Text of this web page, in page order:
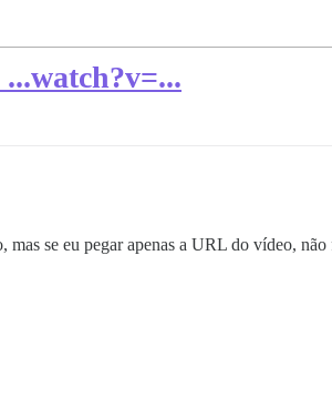
se eu pegar apenas a URL do vídeo,